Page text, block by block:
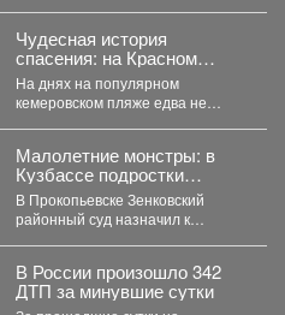
строящееся жильё....
Чудесная история
спасения: на Красном
озере в Кемерове
предотвратили трагедию
На днях на популярном
кемеровском пляже едва не
Малолетние монстры: в
Кузбассе подростки
избили, запихали в
багажник, и похитили 10-
летнего ребенка
В Прокопьевске Зенковский
районный суд назначил к
...
В России произошло 342
ДТП за минувшие сутки